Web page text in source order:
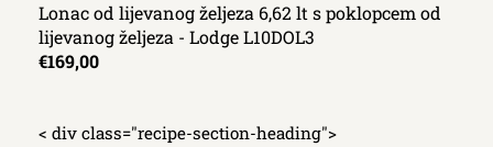
Lonac od lijevanog željeza 6,62 lt s poklopcem od
lijevanog željeza - Lodge L10DOL3
€169,00
< div class="recipe-section-heading">